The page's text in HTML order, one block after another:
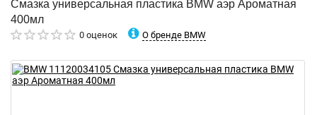
Смазка универсальная пластика BMW аэр Ароматная
400мл
0 оценок О бренде BMW